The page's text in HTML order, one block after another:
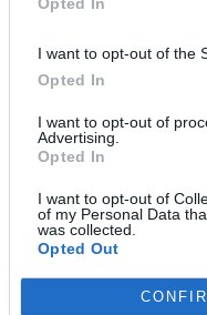
I want to opt-out of the
Opted In
I want to opt-out of
Advertising.
Opted In
I want to opt-out of
of my Personal Data
was collected.
Opted Out